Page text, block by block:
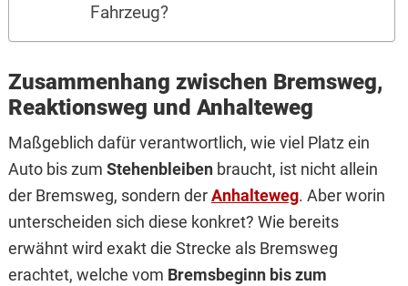
Fahrzeug?
Zusammenhang zwischen Bremsweg,
Reaktionsweg und Anhalteweg
Maßgeblich dafür verantwortlich, wie viel Platz ein
Auto bis zum Stehenbleibenbraucht, ist nicht allein
der Bremsweg, sondern derAnhalteweg. Aber worin
unterscheiden sich diese konkret? Wie bereits
erwähnt wird exakt die Strecke als Bremsweg
erachtet, welche vom Bremsbeginn bis zum